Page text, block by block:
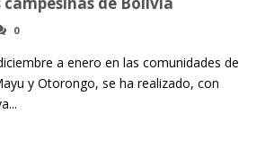
0
a enero en las comunidades de
y Otorongo, se ha realizado, con